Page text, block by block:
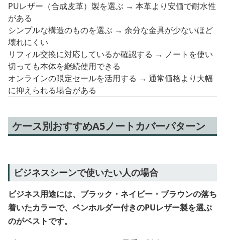
PUレザー（合成皮革）製を選ぶ → 本革より安価で耐水性
がある
シンプルな構造のものを選ぶ → 余分な金具が少ないほど
壊れにくい
リフィル交換に対応しているか確認する → ノートを使い
切っても本体を継続使用できる
オンラインの限定セールを活用する → 通常価格より大幅
に抑えられる場合がある
ケース別おすすめA5ノートカバーパターン
ビジネスシーンで使いたい人の場合
ビジネス用途には、ブラック・ネイビー・ブラウンの落ち
着いたカラーで、ペンホルダー付きのPUレザー製を選ぶ
のがベストです。